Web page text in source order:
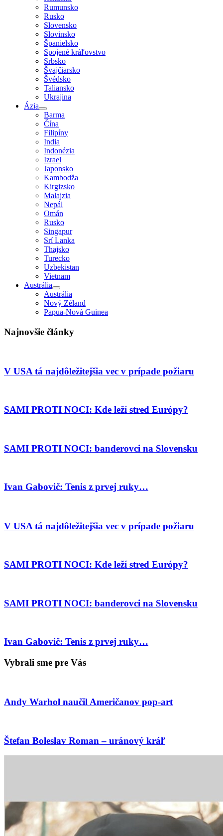
Rumunsko
Rusko
Slovensko
Slovinsko
Španielsko
Spojené kráľovstvo
Srbsko
Švajčiarsko
Švédsko
Taliansko
Ukrajina
Ázia
Barma
Čína
Filipíny
India
Indonézia
Izrael
Japonsko
Kambodža
Kirgizsko
Malajzia
Nepál
Omán
Rusko
Singapur
Srí Lanka
Thajsko
Turecko
Uzbekistan
Vietnam
Austrália
Austrália
Nový Zéland
Papua-Nová Guinea
Najnovšie články
V USA tá najdôležitejšia vec v prípade požiaru
SAMI PROTI NOCI: Kde leží stred Európy?
SAMI PROTI NOCI: banderovci na Slovensku
Ivan Gabovič: Tenis z prvej ruky…
V USA tá najdôležitejšia vec v prípade požiaru
SAMI PROTI NOCI: Kde leží stred Európy?
SAMI PROTI NOCI: banderovci na Slovensku
Ivan Gabovič: Tenis z prvej ruky…
Vybrali sme pre Vás
Andy Warhol naučil Američanov pop-art
Štefan Boleslav Roman – uránový kráľ